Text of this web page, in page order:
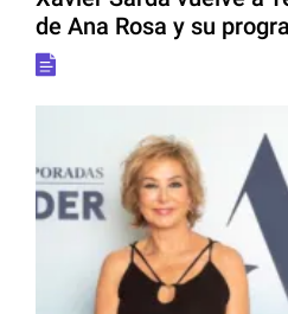
de Ana Rosa y su